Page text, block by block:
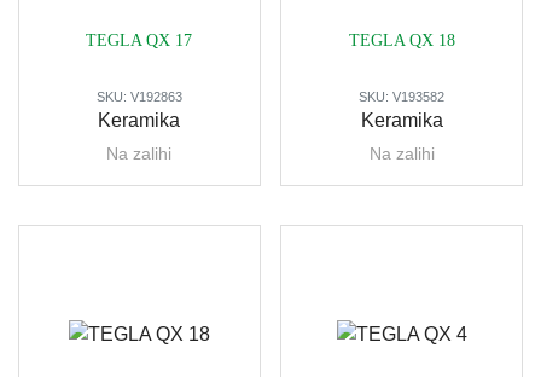
TEGLA QX 17
SKU: V192863
Keramika
Na zalihi
TEGLA QX 18
SKU:V193582
Keramika
Na zalihi